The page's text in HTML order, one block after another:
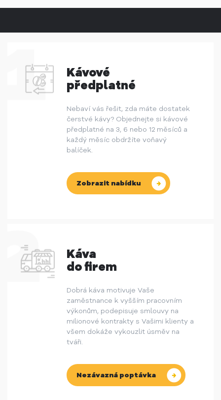
Kávové
předplatné
Nebaví vás řešit, zda máte dostatek
čerstvé kávy? Objednejte si kávové
předplatné na 3, 6 nebo 12 měsíců a
každý měsíc obdržíte voňavý
balíček.
Zobrazit nabídku
Káva
do firem
Dobrá káva motivuje Vaše
zaměstnance k vyšším pracovním
výkonům, podepisuje smlouvy na
milionové kontrakty s Vašimi klienty a
všem dokáže vykouzlit úsměv na
tváři.
Nezávazná poptávka